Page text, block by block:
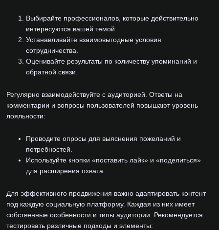
Выбирайте профессионалов, которые действительно
интересуются вашей темой.
Устанавливайте взаимовыгодные условия
сотрудничества.
Оценивайте результаты по количеству упоминаний и
обратной связи.
Регулярно взаимодействуйте с аудиторией. Ответы на
комментарии и вопросы пользователей повышают уровень
лояльности:
Проводите опросы для выяснения пожеланий и
потребностей.
Используйте кнопки «поставить лайк» и «поделиться»
для расширения охвата.
Для эффективного продвижения важно адаптировать контент
под каждую социальную платформу. Каждая из них имеет
собственные особенности и типы аудитории. Рекомендуется
тестировать различные подходы и элементы: